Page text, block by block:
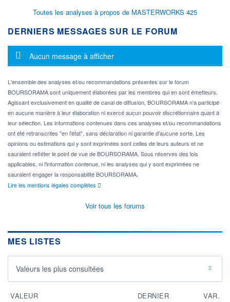
Toutes les analyses à propos de MASTERWORKS 425
DERNIERS MESSAGES SUR LE FORUM
Message d'information
Aucun message à afficher
L'ensemble des analyses et/ou recommandations présentes sur le forum
BOURSORAMA sont uniquement élaborées par les membres qui en sont émetteurs.
Agissant exclusivement en qualité de canal de diffusion, BOURSORAMA n'a participé
en aucune manière à leur élaboration ni exercé aucun pouvoir discrétionnaire quant à
leur sélection. Les informations contenues dans ces analyses et/ou recommandations
ont été retranscrites "en l'état", sans déclaration ni garantie d'aucune sorte. Les
opinions ou estimations qui y sont exprimées sont celles de leurs auteurs et ne
sauraient refléter le point de vue de BOURSORAMA. Sous réserves des lois
applicables, ni l'information contenue, ni les analyses qui y sont exprimées ne
sauraient engager la responsabilité BOURSORAMA.
Lire les mentions légales complètes
Voir tous les forums
MES LISTES
Valeurs les plus consultées
VALEUR DERNIER VAR.